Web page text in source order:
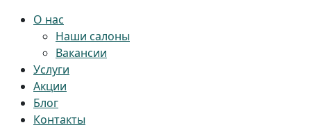
О нас
Наши салоны
Вакансии
Услуги
Акции
Блог
Контакты